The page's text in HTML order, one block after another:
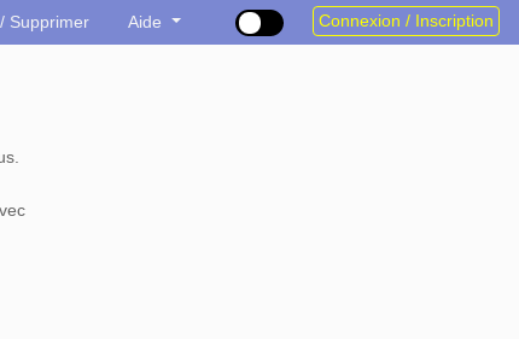
Supprimer Aide Connexion / Inscription